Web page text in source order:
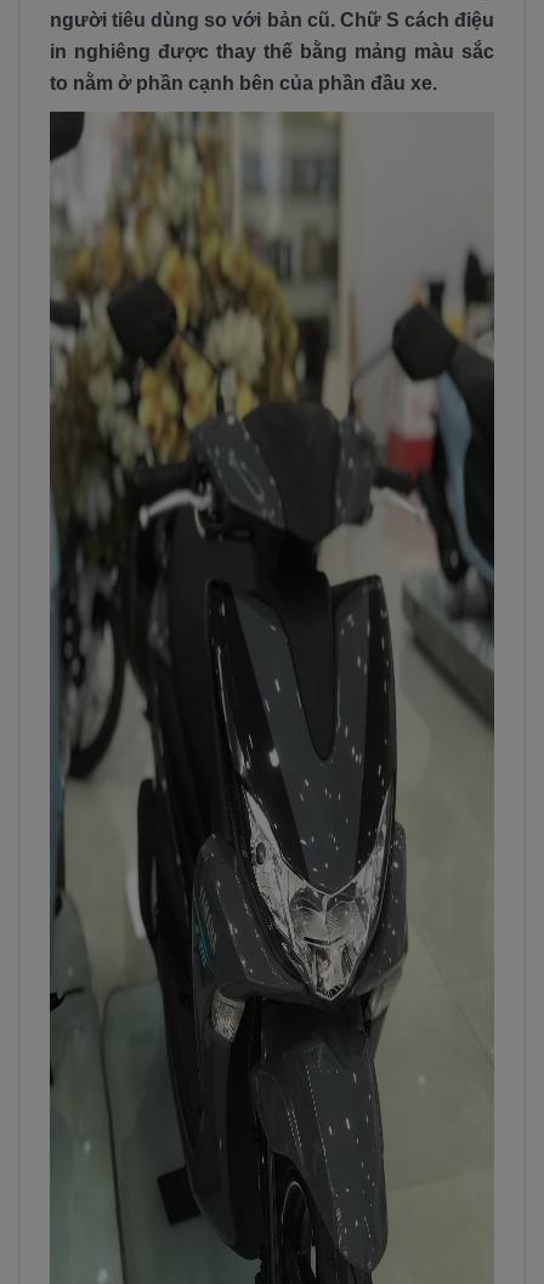
người tiêu dùng so với bản cũ. Chữ S cách điệu
in nghiêng được thay thế bằng mảng màu sắc
to nằm ở phần cạnh bên của phần đầu xe.